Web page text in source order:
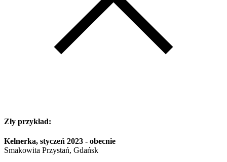
Zły przykład:
Kelnerka, styczeń 2023 - obecnie
Smakowita Przystań, Gdańsk